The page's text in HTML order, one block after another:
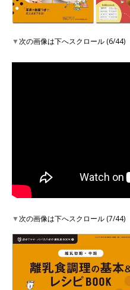
▼次の画像は下へスクロール (6/44)
▼次の画像は下へスクロール (7/44)